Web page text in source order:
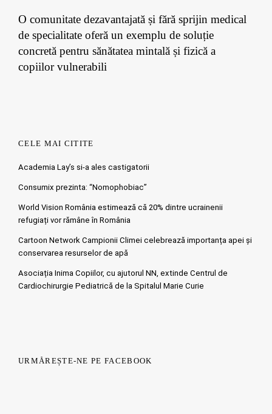
O comunitate dezavantajată și fără sprijin medical
de specialitate oferă un exemplu de soluție
concretă pentru sănătatea mintală și fizică a
copiilor vulnerabili
CELE MAI CITITE
Academia Lay’s si-a ales castigatorii
Consumix prezinta: “Nomophobiac”
World Vision România estimează că 20% dintre ucrainenii
refugiați vor rămâne în România
Cartoon Network Campionii Climei celebrează importanța apei și
conservarea resurselor de apă
Asociația Inima Copiilor, cu ajutorul NN, extinde Centrul de
Cardiochirurgie Pediatrică de la Spitalul Marie Curie
URMĂREȘTE-NE PE FACEBOOK